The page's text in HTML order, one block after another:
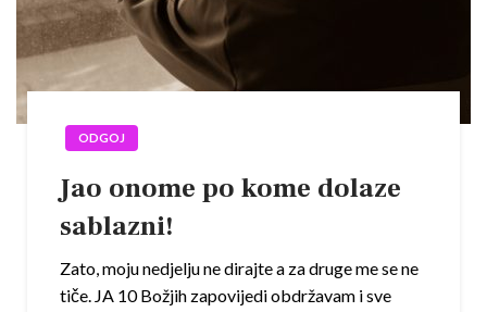
ODGOJ
Jao onome po kome dolaze
sablazni!
Zato, moju nedjelju ne dirajte a za druge me se ne
tiče. JA 10 Božjih zapovijedi obdržavam i sve